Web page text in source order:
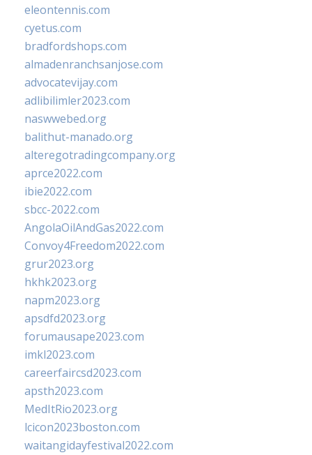
eleontennis.com
cyetus.com
bradfordshops.com
almadenranchsanjose.com
advocatevijay.com
adlibilimler2023.com
naswwebed.org
balithut-manado.org
alteregotradingcompany.org
aprce2022.com
ibie2022.com
sbcc-2022.com
AngolaOilAndGas2022.com
Convoy4Freedom2022.com
grur2023.org
hkhk2023.org
napm2023.org
apsdfd2023.org
forumausape2023.com
imkl2023.com
careerfaircsd2023.com
apsth2023.com
MedItRio2023.org
lcicon2023boston.com
waitangidayfestival2022.com